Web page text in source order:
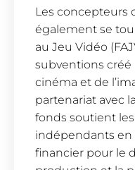
Les concepteurs
également se
au Jeu Vidéo
subventions créé
cinéma et de
partenariat avec
fonds soutient
indépendants
financier pour le